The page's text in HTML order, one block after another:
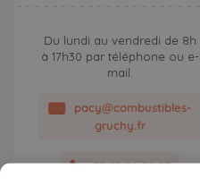
Du lundi au vendredi de 8h
à 17h30 par téléphone ou e-
mail.
pacy@combustibles-
gruchy.fr
02 32 36 08 57